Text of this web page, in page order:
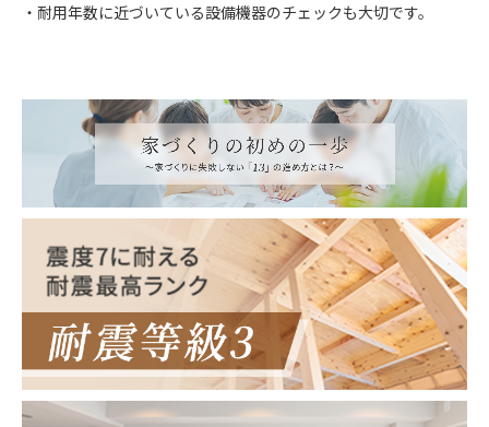
・耐用年数に近づいている設備機器のチェックも大切です。